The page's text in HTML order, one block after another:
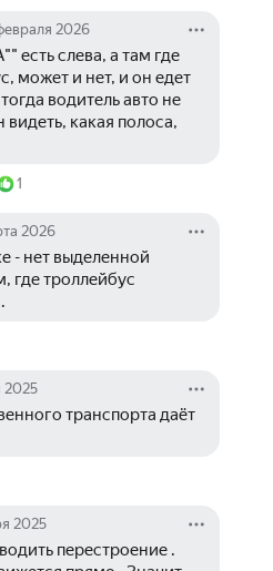
2026
есть слева, а там где
может и нет, и он едет
водитель авто не
какая полоса,
1
2026
- нет выделенной
где троллейбус
2025
транспорта даёт
2025
перестроение .